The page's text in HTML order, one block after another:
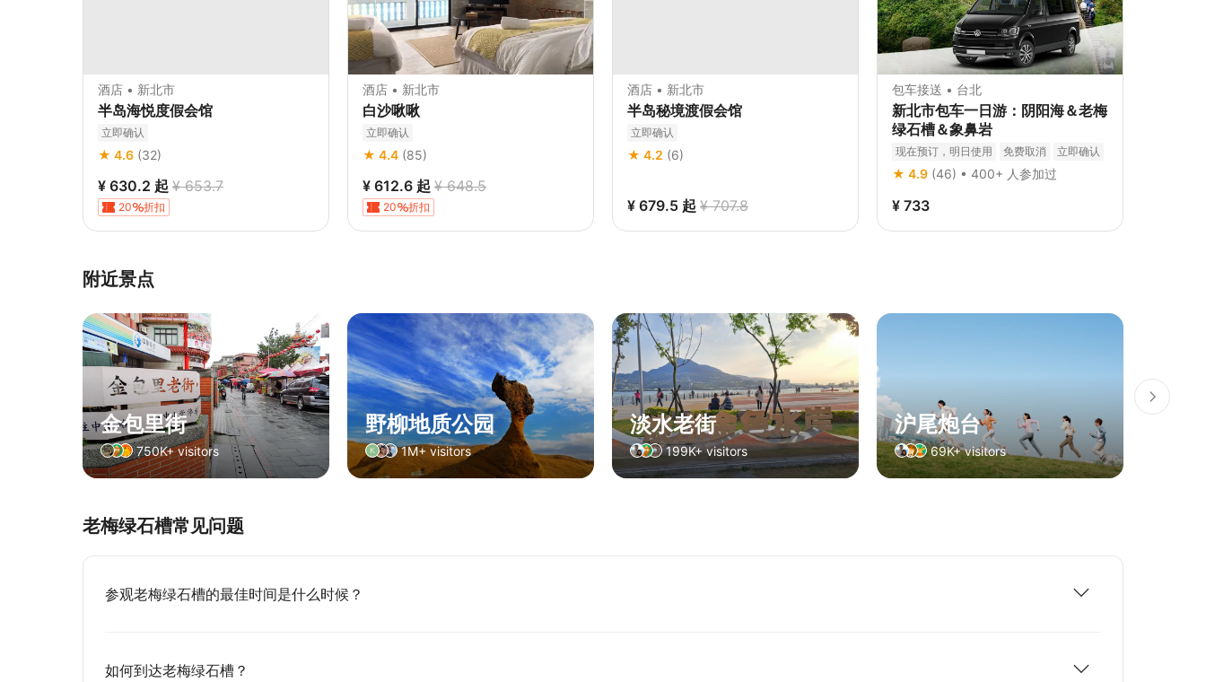
酒店 • 新北市
半岛海悦度假会馆
立即确认
★ 4.6 (32)
¥ 630.2 起 ¥ 653.7
20 折扣
酒店 • 新北市
白沙啾啾
立即确认
★ 4.4 (85)
¥ 612.6 起 ¥ 648.5
20 折扣
酒店 • 新北市
半岛秘境渡假会馆
立即确认
★ 4.2 (6)
¥ 679.5 起 ¥ 707.8
包车接送 • 台北
新北市包车一日游：阴阳海＆老梅
绿石槽＆象鼻岩
现在预订，明日使用 免费取消 立即确认
★ 4.9 (46) • 400+ 人参加过
¥ 733
附近景点
金包里街
750K+ visitors
野柳地质公园
1M+ visitors
淡水老街
199K+ visitors
沪尾炮台
69K+ visitors
老梅绿石槽常见问题
参观老梅绿石槽的最佳时间是什么时候？
如何到达老梅绿石槽？